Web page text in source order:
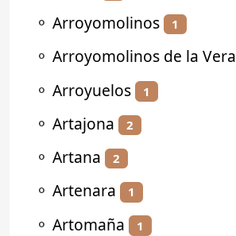
⚬ Arroyomolinos 1
⚬ Arroyomolinos de la Vera
⚬ Arroyuelos 1
⚬ Artajona 2
⚬ Artana 2
⚬ Artenara 1
⚬ Artomaña 1